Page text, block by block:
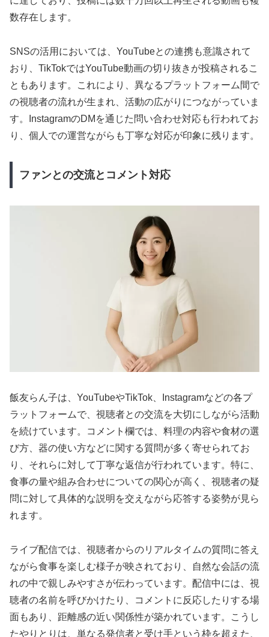
数存在します。
SNSの活用においては、YouTubeとの連携も意識されて
おり、TikTokではYouTube動画の切り抜きが投稿されるこ
ともあります。これにより、異なるプラットフォーム間で
の視聴者の流れが生まれ、活動の広がりにつながっていま
す。InstagramのDMを通じた問い合わせ対応も行われてお
り、個人での運営ながらも丁寧な対応が印象に残ります。
ファンとの交流とコメント対応
飯友らん子は、YouTubeやTikTok、Instagramなどの各プ
ラットフォームで、視聴者との交流を大切にしながら活動
を続けています。コメント欄では、料理の内容や食材の選
び方、器の使い方などに関する質問が多く寄せられてお
り、それらに対して丁寧な返信が行われています。特に、
食事の量や組み合わせについての関心が高く、視聴者の疑
問に対して具体的な説明を交えながら応答する姿勢が見ら
れます。
ライブ配信では、視聴者からのリアルタイムの質問に答え
ながら食事を楽しむ様子が映されており、自然な会話の流
れの中で親しみやすさが伝わっています。配信中には、視
聴者の名前を呼びかけたり、コメントに反応したりする場
面もあり、距離感の近い関係性が築かれています。こうし
たやりとりは、単なる発信者と受け手という枠を超えた、